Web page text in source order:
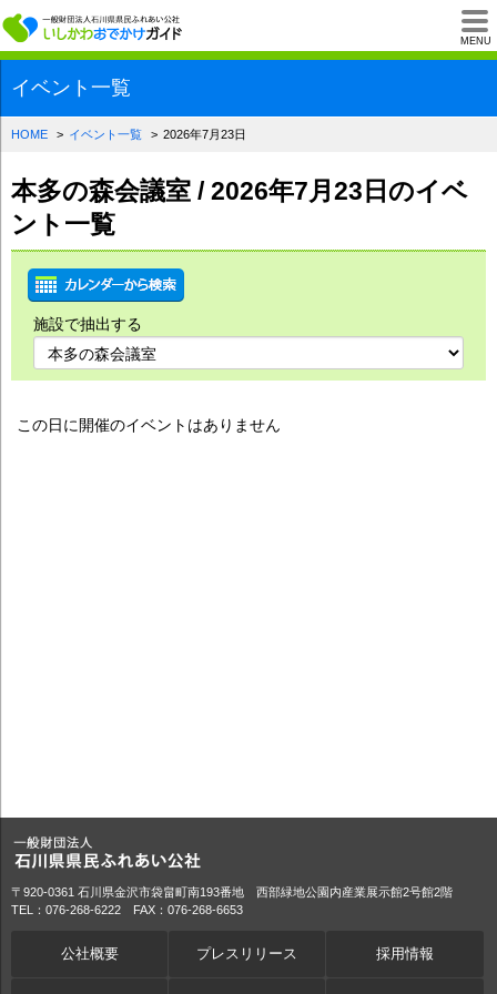
MENU
一般財団法人石川
イベント一覧
HOME イベント一覧 2026年7月23日
本多の森会議室 / 2026年7月23日のイベ
ント一覧
施設で抽出する
この日に開催のイベントはありません
〒920-0361 石川県金沢市袋畠町南193番地 西部緑地公園内産業展示館2号館2階
TEL：076-268-6222 FAX：076-268-6653
公社概要 プレスリリース 採用情報